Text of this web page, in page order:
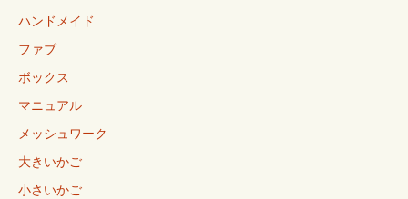
ハンドメイド
ファブ
ボックス
マニュアル
メッシュワーク
大きいかご
小さいかご